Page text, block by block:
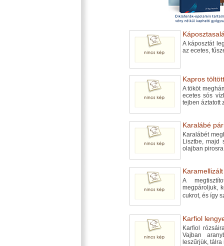
A káposztát
az ecetes,
Kapros
A tököt
ecetes sós
tejben áztatott
Karalábé
Karalábét
Lisztbe, majd
olajban
A
megpároljuk,
cukrot, és így
Karfiol
Karfiol
Vajban
leszűrjük,